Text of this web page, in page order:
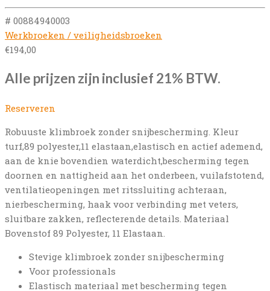
# 00884940003
Werkbroeken / veiligheidsbroeken
€194,00
Alle prijzen zijn inclusief 21% BTW.
Reserveren
Robuuste klimbroek zonder snijbescherming. Kleur
turf,89 polyester,11 elastaan,elastisch en actief ademend,
aan de knie bovendien waterdicht,bescherming tegen
doornen en nattigheid aan het onderbeen, vuilafstotend,
ventilatieopeningen met ritssluiting achteraan,
nierbescherming, haak voor verbinding met veters,
sluitbare zakken, reflecterende details. Materiaal
Bovenstof 89 Polyester, 11 Elastaan.
Stevige klimbroek zonder snijbescherming
Voor professionals
Elastisch materiaal met bescherming tegen